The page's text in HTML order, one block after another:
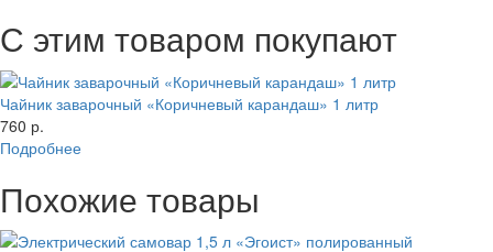
С этим товаром покупают
Чайник заварочный «Коричневый карандаш» 1 литр
760 р.
Подробнее
Похожие товары